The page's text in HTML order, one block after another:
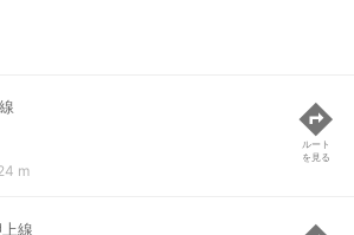
m
ルート
を見る
線